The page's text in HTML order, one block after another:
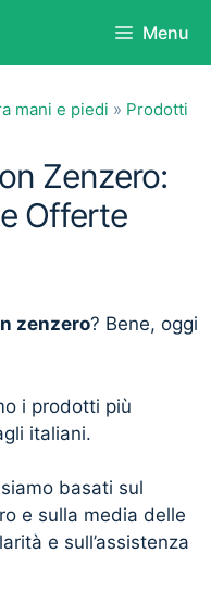
Menu
mani e piedi » Prodotti
Zenzero:
Offerte
zenzero? Bene, oggi
i prodotti più
italiani.
basati sul
e sulla media delle
e sull’assistenza